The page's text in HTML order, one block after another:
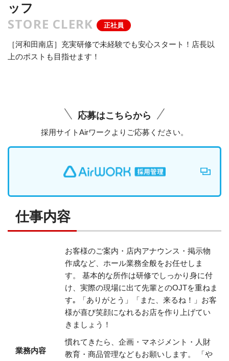
ッフ
STORE CLERK 正社員
［河和田南店］充実研修で未経験でも安心スタート！店長以
上のポストも目指せます！
応募はこちらから
採用サイトAirワークよりご応募ください。
仕事内容
業務内容
お客様のご案内・店内アナウンス・掲示物
作成など、ホール業務全般をお任せしま
す。
基本的な所作は研修でしっかり身に付
け、実際の現場に出て先輩とのOJTを重ねま
す｡
「ありがとう」「また、来るね！」お客
様が喜び笑顔になれるお店を作り上げてい
きましょう！
慣れてきたら、企画・マネジメント・人財
教育・商品管理などもお願いします。
「や